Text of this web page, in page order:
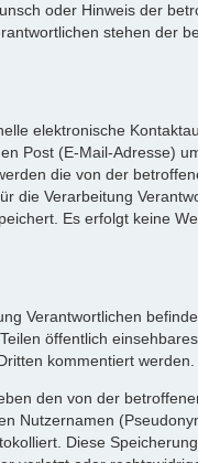
oder Hinweis der
stehen der
elektronische
Post (E-Mail-Adresse)
die von der
die Verarbeitung
Es erfolgt keine
Verantwortlichen
öffentlich
kommentiert werden.
den von der
Nutzernamen
Diese